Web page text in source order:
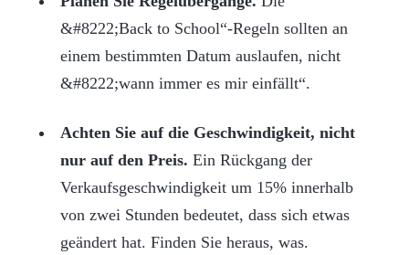
&#8222;Back to School“-Regeln sollten an
einem bestimmten Datum auslaufen, nicht
&#8222;wann immer es mir einfällt“.
Achten Sie auf die Geschwindigkeit, nicht
nur auf den Preis. Ein Rückgang der
Verkaufsgeschwindigkeit um 15% innerhalb
von zwei Stunden bedeutet, dass sich etwas
geändert hat. Finden Sie heraus, was.